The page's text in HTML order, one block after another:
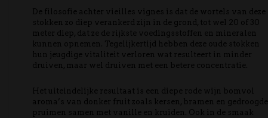
De filosofie achter vieilles vignes is dat de wortels van deze
stokken zo diep verankerd zijn in de grond, tot wel 20 of 30
meter diep, dat ze de rijkste voedingsstoffen en mineralen
kunnen opnemen. Tegelijkertijd hebben deze oude stokken
hun jeugdige vitaliteit verloren wat resulteert in minder
druiven, maar wel druiven met een betere concentratie.
Het uiteindelijke resultaat is een diepe rode wijn bomvol
aroma’s van donker fruit zoals kersen, bramen en gedroogde
pruimen samen met vanille en kruiden. Ook in de smaak